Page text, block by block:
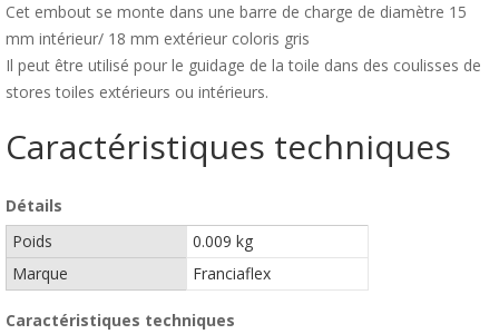
Cet embout se monte dans une barre de charge de diamètre 15
mm intérieur/ 18 mm extérieur coloris gris
Il peut être utilisé pour le guidage de la toile dans des coulisses de
stores toiles extérieurs ou intérieurs.
Caractéristiques techniques
Détails
Poids
0.009 kg
Marque
Franciaflex
Caractéristiques techniques